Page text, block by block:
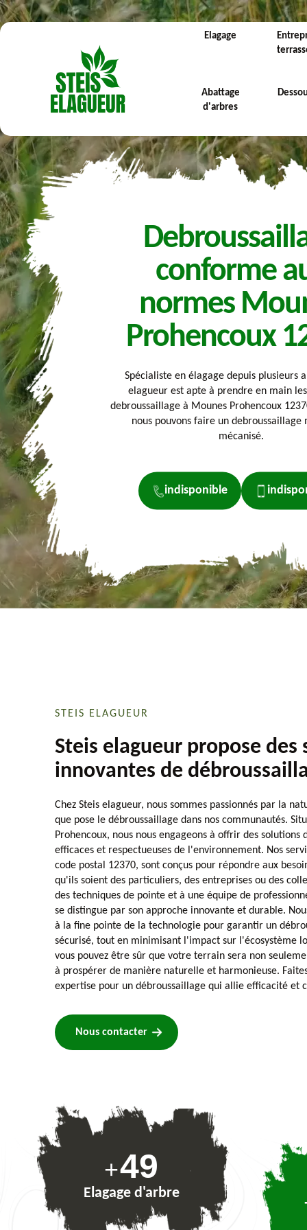
Elagage
Abattage
d'arbres
conforme
normes
Prohencoux
Spécialiste en élagage depuis plusieurs
elagueur est apte à prendre en main
debroussaillage à Mounes Prohencoux
nous pouvons faire un debroussaillage
mécanisé.
indisponible
STEIS ELAGUEUR
Steis elagueur propose des
innovantes de
Chez Steis elagueur, nous sommes passionnés par la
que pose le débroussaillage dans nos communautés.
Prohencoux, nous nous engageons à offrir des solutions
efficaces et respectueuses de l'environnement. Nos
code postal 12370, sont conçus pour répondre aux
qu'ils soient des particuliers, des entreprises ou des
des techniques de pointe et à une équipe de
se distingue par son approche innovante et durable.
à la fine pointe de la technologie pour garantir un
sécurisé, tout en minimisant l'impact sur l'écosystème
vous pouvez être sûr que votre terrain sera non
à prospérer de manière naturelle et harmonieuse.
expertise pour un débroussaillage qui allie efficacité et
Nous contacter
+74
Elagage d'arbre